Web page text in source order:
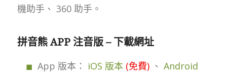
機助手、 360 助手。
拼音熊 APP 注音版 – 下載網址
App 版本： iOS 版本 (免費)、 Android